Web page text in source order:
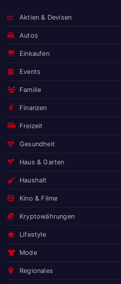
Aktien & Devisen
Autos
Einkaufen
Events
Familie
Finanzen
Freizeit
Gesundheit
Haus & Garten
Haushalt
Kino & Filme
Kryptowährungen
Lifestyle
Mode
Regionales